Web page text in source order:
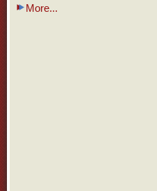
More...